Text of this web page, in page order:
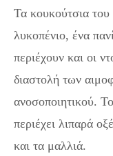
Τα κουκούτσια του
λυκοπένιο, ένα
περιέχουν και οι
διαστολή των
ανοσοποιητικού.
περιέχει λιπαρά
και τα μαλλιά.